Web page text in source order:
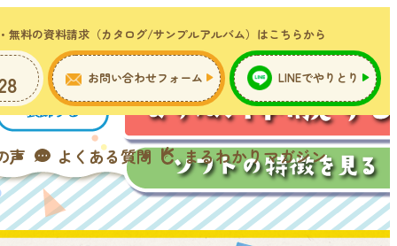
無料の資料請求（カタログ/サンプルアルバム）はこちらから
お問い合わせフォーム LINEでやりとり
声 よくある質問 まるわかりマガジン